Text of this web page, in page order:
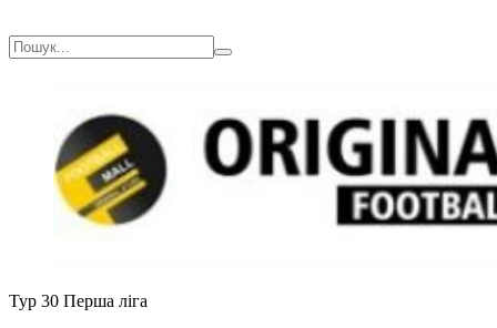
Тур 30 Перша ліга